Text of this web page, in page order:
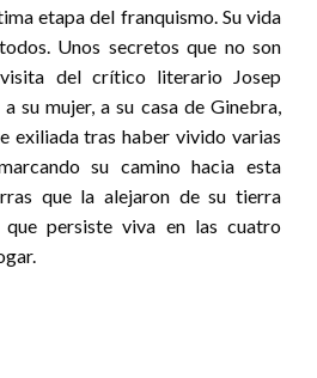
etapa del franquismo. Su vida
Unos secretos que no son
del crítico literario Josep
su mujer, a su casa de Ginebra,
exiliada tras haber vivido varias
su camino hacia esta
que la alejaron de su tierra
que persiste viva en las cuatro